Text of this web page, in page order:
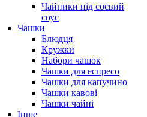
Чайники під соєвий
соус
Чашки
Блюдця
Кружки
Набори чашок
Чашки для еспресо
Чашки для капучино
Чашки кавові
Чашки чайні
Інше